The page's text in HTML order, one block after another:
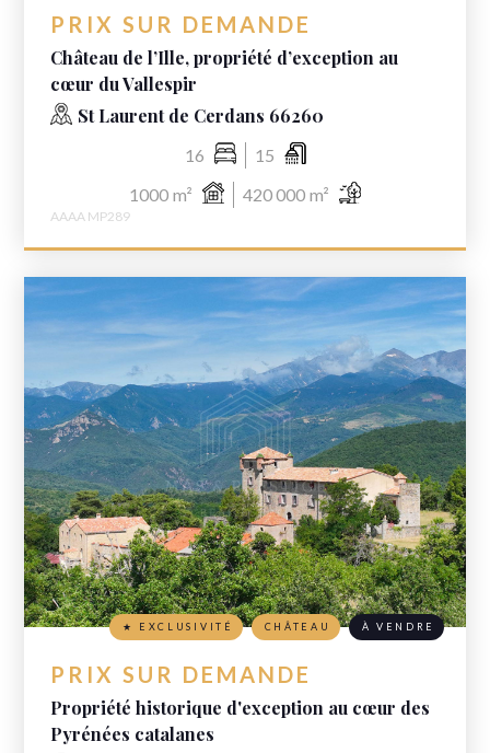
PRIX SUR DEMANDE
Château de l’Ille, propriété d’exception au
cœur du Vallespir
St Laurent de Cerdans 66260
16
15
1000 m² 420 000 m²
AAAA MP289
★ EXCLUSIVITÉ CHÂTEAU À VENDRE
PRIX SUR DEMANDE
Propriété historique d'exception au cœur des
Pyrénées catalanes